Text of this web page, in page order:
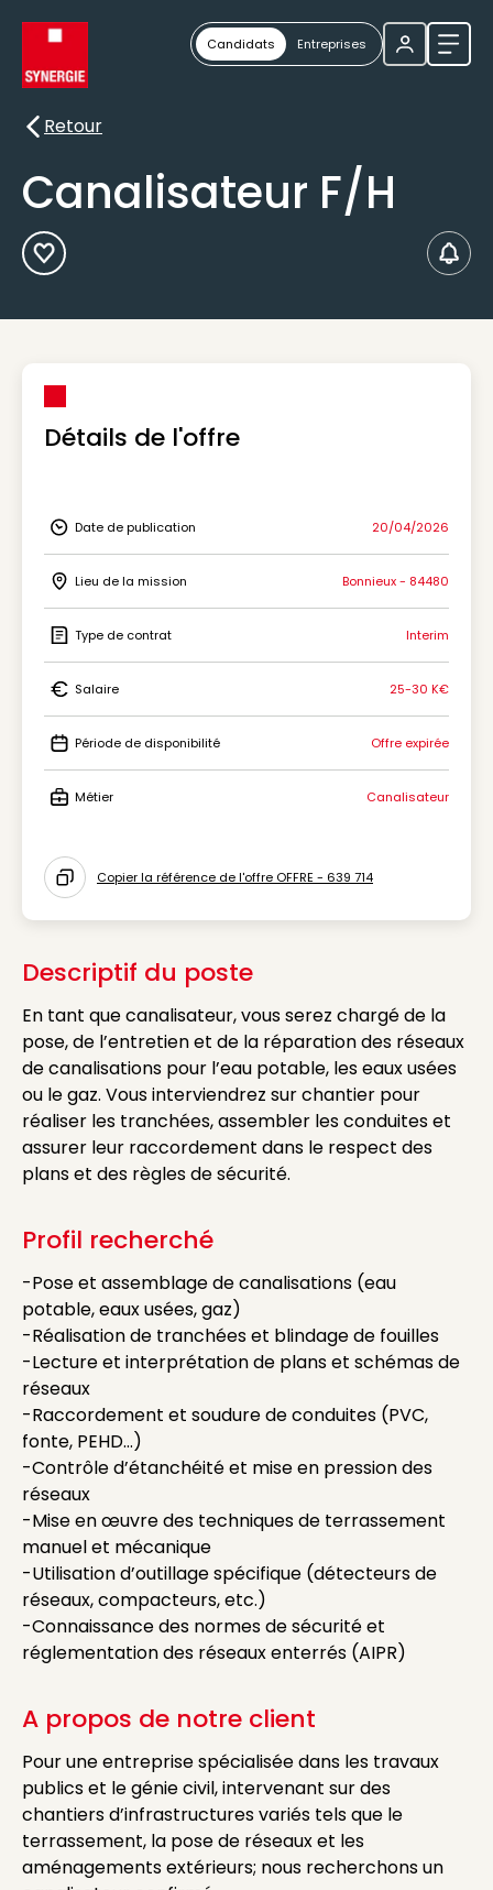
Candidats Entreprises
Retour
Retour
Canalisateur F/H
Ajouter aux Favoris
Détails de l'offre
Icon Date de publication
Date de publication 20/04/2026
Icon Lieu de la mission
Lieu de la mission Bonnieux - 84480
Icon Type de contrat
Type de contrat Interim
Icon Salaire
Salaire 25-30 K€
Icon Période de disponibilité
Période de disponibilité Offre expirée
Métier Canalisateur
Icon copy to clipboard
Copier la référence de l'offre OFFRE - 639 714
Descriptif du poste
En tant que canalisateur, vous serez chargé de la
pose, de l’entretien et de la réparation des réseaux
de canalisations pour l’eau potable, les eaux usées
ou le gaz. Vous interviendrez sur chantier pour
réaliser les tranchées, assembler les conduites et
assurer leur raccordement dans le respect des
plans et des règles de sécurité.
Profil recherché
-Pose et assemblage de canalisations (eau
potable, eaux usées, gaz)
-Réalisation de tranchées et blindage de fouilles
-Lecture et interprétation de plans et schémas de
réseaux
-Raccordement et soudure de conduites (PVC,
fonte, PEHD…)
-Contrôle d’étanchéité et mise en pression des
réseaux
-Mise en œuvre des techniques de terrassement
manuel et mécanique
-Utilisation d’outillage spécifique (détecteurs de
réseaux, compacteurs, etc.)
-Connaissance des normes de sécurité et
réglementation des réseaux enterrés (AIPR)
A propos de notre client
Pour une entreprise spécialisée dans les travaux
publics et le génie civil, intervenant sur des
chantiers d’infrastructures variés tels que le
terrassement, la pose de réseaux et les
aménagements extérieurs; nous recherchons un